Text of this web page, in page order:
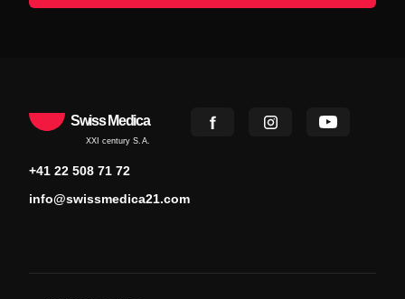
Swiss Medica
XXI century S.A.
+41 22 508 71 72
info@swissmedica21.com